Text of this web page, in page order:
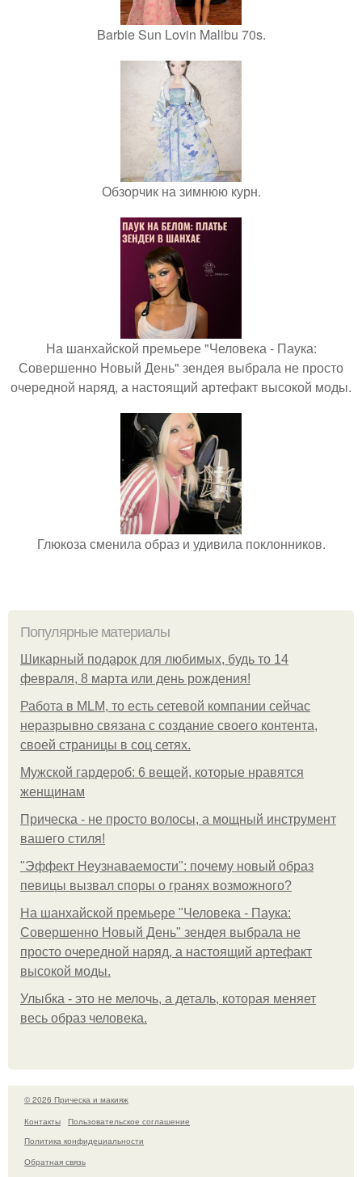
Barbie Sun Lovin Malibu 70s.
Обзорчик на зимнюю курн.
На шанхайской премьере "Человека - Паука:
Совершенно Новый День" зендея выбрала не просто
очередной наряд, а настоящий артефакт высокой моды.
Глюкоза сменила образ и удивила поклонников.
Популярные материалы
Шикарный подарок для любимых, будь то 14
февраля, 8 марта или день рождения!
Работа в MLM, то есть сетевой компании сейчас
неразрывно связана с создание своего контента,
своей страницы в соц сетях.
Мужской гардероб: 6 вещей, которые нравятся
женщинам
Прическа - не просто волосы, а мощный инструмент
вашего стиля!
"Эффект Неузнаваемости": почему новый образ
певицы вызвал споры о гранях возможного?
На шанхайской премьере "Человека - Паука:
Совершенно Новый День" зендея выбрала не
просто очередной наряд, а настоящий артефакт
высокой моды.
Улыбка - это не мелочь, а деталь, которая меняет
весь образ человека.
© 2026 Прическа и макияж
Контакты
Пользовательское соглашение
Политика конфидециальности
Обратная связь